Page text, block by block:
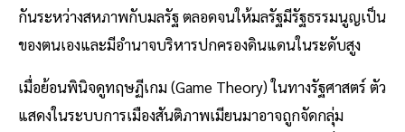
กันระหว่างสหภาพกับมลรัฐ ตลอดจนให้มลรัฐมีรัฐธรรมนูญเป็น
ของตนเองและมีอำนาจบริหารปกครองดินแดนในระดับสูง
เมื่อย้อนพินิจดูทฤษฏีเกม (Game Theory) ในทางรัฐศาสตร์ ตัว
แสดงในระบบการเมืองสันติภาพเมียนมาอาจถูกจัดกลุ่ม